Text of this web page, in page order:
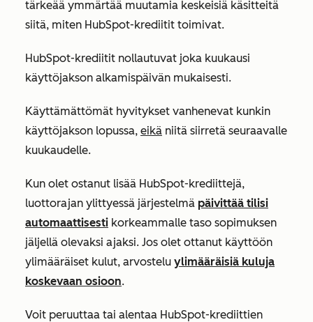
tärkeää ymmärtää muutamia keskeisiä käsitteitä
siitä, miten HubSpot-krediitit toimivat.
HubSpot-krediitit nollautuvat joka kuukausi
käyttöjakson alkamispäivän mukaisesti.
Käyttämättömät hyvitykset vanhenevat kunkin
käyttöjakson lopussa, eikä niitä siirretä seuraavalle
kuukaudelle.
Kun olet ostanut lisää HubSpot-krediittejä,
luottorajan ylittyessä järjestelmä päivittää tilisi
automaattisesti korkeammalle taso sopimuksen
jäljellä olevaksi ajaksi. Jos olet ottanut käyttöön
ylimääräiset kulut, arvostelu ylimääräisiä kuluja
koskevaan osioon.
Voit peruuttaa tai alentaa HubSpot-krediittien